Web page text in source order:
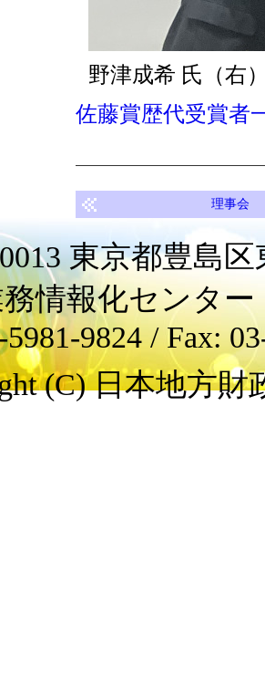
野津成希 氏（右
佐藤賞歴代受賞者
理事会
東京都豊島
情報化センタ
5981-9824 / Fax:
(C) 日本地方財